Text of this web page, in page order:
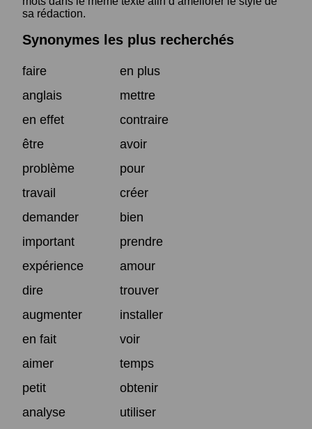
sa rédaction.
Synonymes les plus recherchés
faire
en plus
anglais
mettre
en effet
contraire
être
avoir
problème
pour
travail
créer
demander
bien
important
prendre
expérience
amour
dire
trouver
augmenter
installer
en fait
voir
aimer
temps
petit
obtenir
analyse
utiliser